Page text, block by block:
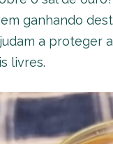
ganhando
a proteger
livres.